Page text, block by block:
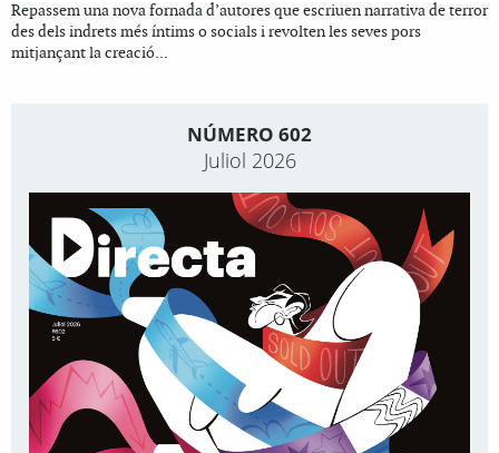
Repassem una nova fornada d’autores que escriuen narrativa de terror
des dels indrets més íntims o socials i revolten les seves pors
mitjançant la creació...
NÚMERO 602
Juliol 2026